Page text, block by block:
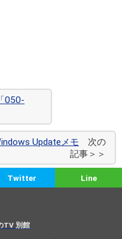
050-
Updateメモ 次の
記事＞＞
Twitter Line
TV 別館